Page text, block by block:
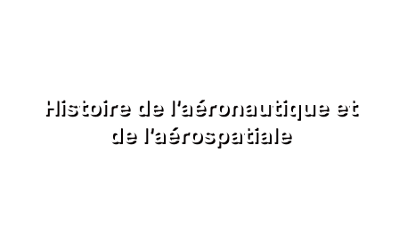
Histoire de l'aéronautique et
de l'aérospatiale